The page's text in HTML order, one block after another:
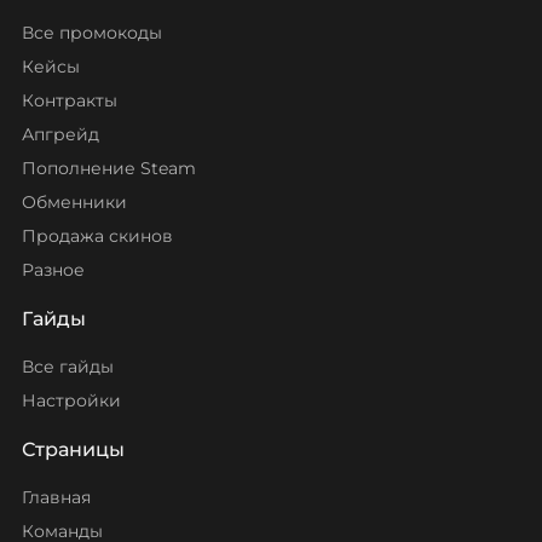
Все промокоды
Кейсы
Контракты
Апгрейд
Пополнение Steam
Обменники
Продажа скинов
Разное
Гайды
Все гайды
Настройки
Страницы
Главная
Команды